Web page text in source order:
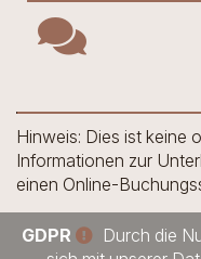
Hinweis: Dies ist keine
Informationen zur
einen Online-
GDPR
Durch die